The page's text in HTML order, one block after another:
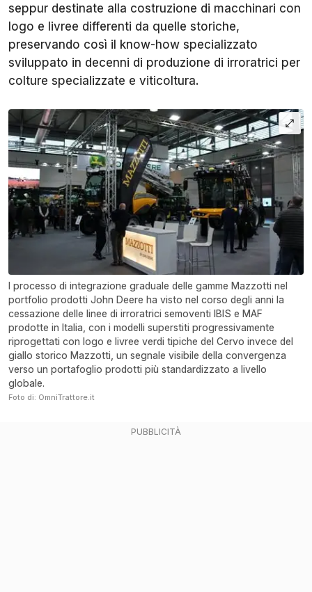
seppur destinate alla costruzione di macchinari con
logo e livree differenti da quelle storiche,
preservando così il know-how specializzato
sviluppato in decenni di produzione di irroratrici per
colture specializzate e viticoltura.
l processo di integrazione graduale delle gamme Mazzotti nel
portfolio prodotti John Deere ha visto nel corso degli anni la
cessazione delle linee di irroratrici semoventi IBIS e MAF
prodotte in Italia, con i modelli superstiti progressivamente
riprogettati con logo e livree verdi tipiche del Cervo invece del
giallo storico Mazzotti, un segnale visibile della convergenza
verso un portafoglio prodotti più standardizzato a livello
globale.
Foto di: OmniTrattore.it